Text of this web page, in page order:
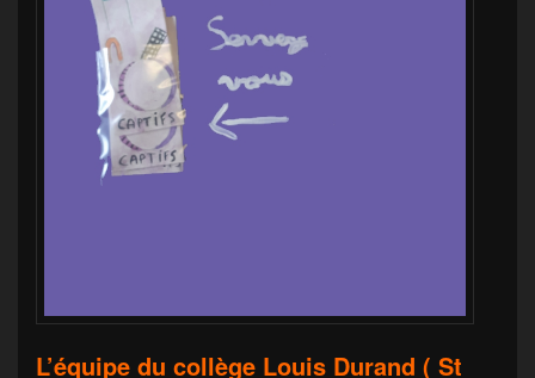
L’équipe du collège Louis Durand ( St